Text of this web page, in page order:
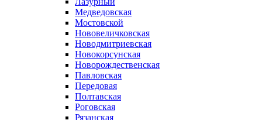
Медведовская
Мостовской
Нововеличковская
Новодмитриевская
Новокорсунская
Новорождественская
Павловская
Передовая
Полтавская
Роговская
Рязанская